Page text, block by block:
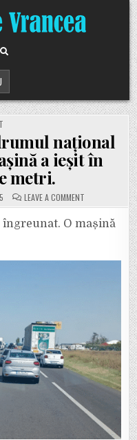
național
a ieșit în
metri.
LEAVE A COMMENTON
ACUM.
PE
DRUMUL
O
O mașină